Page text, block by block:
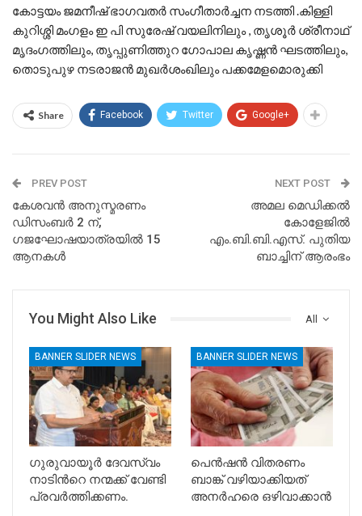
കോട്ടയം ജമനീഷ്‌ ഭാഗവതർ സംഗീതാർച്ചന നടത്തി .കിള്ളി
കുറിശ്ശി മംഗളം ഇ പി സുരേഷ് വയലിനിലും , തൃശൂർ ശ്രീനാഥ്
മൃദംഗത്തിലും, തൃപ്പുണിത്തുറ ഗോപാല കൃഷ്ണൻ ഘടത്തിലും,
തൊടുപുഴ നടരാജൻ മുഖർശംഖിലും പക്കമേളമൊരുക്കി
Share Facebook Twitter Google+
PREV POST
കേശവൻ അനുസ്മരണം
ഡിസംബർ 2 ന്,
ഗജഘോഷയാത്രയിൽ 15
ആനകൾ
NEXT POST
അമല മെഡിക്കല്‍
കോളേജില്‍
എം.ബി.ബി.എസ്. പുതിയ
ബാച്ചിന് ആരംഭം
All
You Might Also Like
BANNER SLIDER NEWS
ഗുരുവായൂർ ദേവസ്വം
നാടിൻറെ നന്മക്ക് വേണ്ടി
പ്രവർത്തിക്കണം.
BANNER SLIDER NEWS
പെൻഷൻ വിതരണം
ബാങ്ക് വഴിയാക്കിയത്
അനർഹരെ ഒഴിവാക്കാൻ